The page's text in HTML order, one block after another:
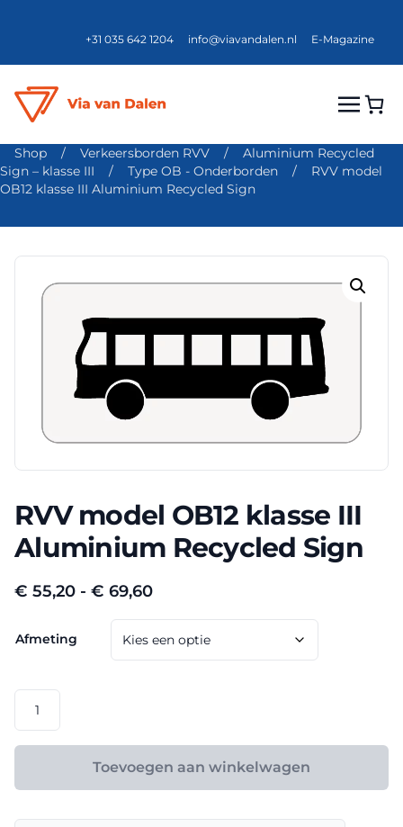
+31 035 642 1204 info@viavandalen.nl E-Magazine
Shop / Verkeersborden RVV /
Aluminium Recycled
Sign – klasse III
/ Type OB - Onderborden /
RVV model
OB12 klasse III Aluminium Recycled Sign
RVV model OB12 klasse III
Aluminium Recycled Sign
€ 55,20 - € 69,60Prijsklasse:
€ 55,20
tot
€ 69,60
Afmeting
model
OB12
III
Toevoegen aan winkelwagen